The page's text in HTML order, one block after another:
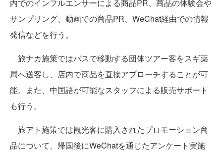
内でのインフルエンサーによる商品PR、商品の体験会や
サンプリング、動画での商品PR、WeChat経由での情報
発信などを行う。
旅ナカ施策ではバスで移動する団体ツアー客をスギ薬
局へ送客し、店内で商品を直接アプローチすることが可
能。また、中国語が可能なスタッフによる販売サポート
も行う。
旅アト施策では観光客に購入されたプロモーション商
品について、帰国後にWeChatを通じたアンケート実施